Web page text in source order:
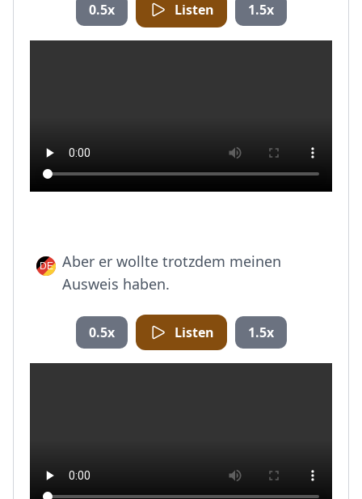
0.5x Listen 1.5x
Aber er wollte trotzdem meinen
Ausweis haben.
0.5x Listen 1.5x